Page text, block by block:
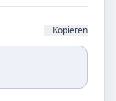
Kopieren